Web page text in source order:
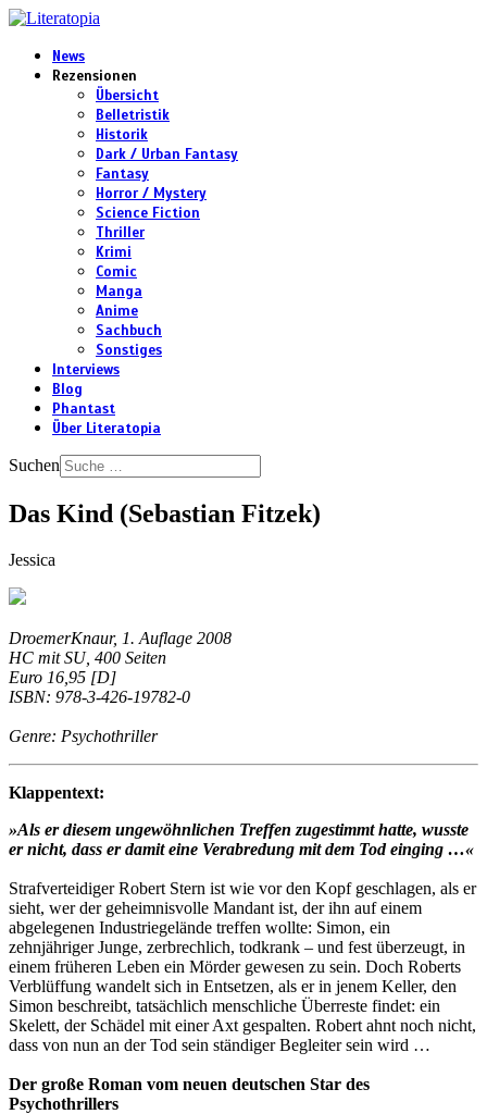
News
Rezensionen
Übersicht
Belletristik
Historik
Dark / Urban Fantasy
Fantasy
Horror / Mystery
Science Fiction
Thriller
Krimi
Comic
Manga
Anime
Sachbuch
Sonstiges
Interviews
Blog
Phantast
Über Literatopia
Suchen
Das Kind (Sebastian Fitzek)
Jessica
DroemerKnaur, 1. Auflage 2008
HC mit SU, 400 Seiten
Euro 16,95 [D]
ISBN: 978-3-426-19782-0
Genre: Psychothriller
Klappentext:
»Als er diesem ungewöhnlichen Treffen zugestimmt hatte, wusste
er nicht, dass er damit eine Verabredung mit dem Tod einging …«
Strafverteidiger Robert Stern ist wie vor den Kopf geschlagen, als er
sieht, wer der geheimnisvolle Mandant ist, der ihn auf einem
abgelegenen Industriegelände treffen wollte: Simon, ein
zehnjähriger Junge, zerbrechlich, todkrank – und fest überzeugt, in
einem früheren Leben ein Mörder gewesen zu sein. Doch Roberts
Verblüffung wandelt sich in Entsetzen, als er in jenem Keller, den
Simon beschreibt, tatsächlich menschliche Überreste findet: ein
Skelett, der Schädel mit einer Axt gespalten. Robert ahnt noch nicht,
dass von nun an der Tod sein ständiger Begleiter sein wird …
Der große Roman vom neuen deutschen Star des
Psychothrillers